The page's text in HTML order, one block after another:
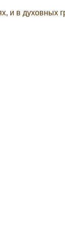
и в духовных